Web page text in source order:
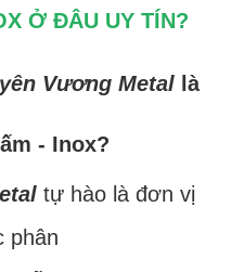
Ở ĐÂU UY TÍN?
Vương Metal là
- Inox?
tự hào là đơn vị
phân